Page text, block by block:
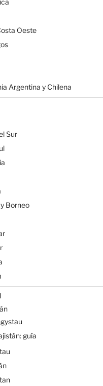
Oeste
Argentina y Chilena
Sur
Borneo
guía